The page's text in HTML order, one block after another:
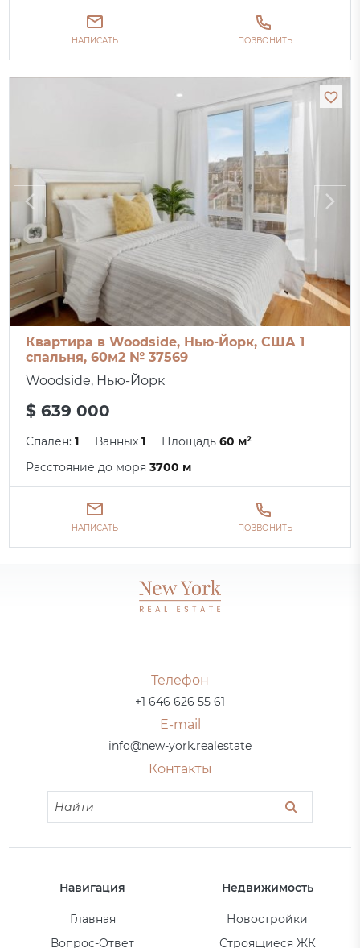
НАПИСАТЬ ПОЗВОНИТЬ
Квартира в Woodside, Нью-Йорк, США 1
спальня, 60м2 № 37569
Woodside, Нью-Йорк
$ 639 000
Спален:1 Ванных1 Площадь60 м²
Расстояние до моря3700 м
НАПИСАТЬ ПОЗВОНИТЬ
Телефон
+1 646 626 55 61
E-mail
info@new-york.realestate
Контакты
Навигация
Главная
Вопрос-Ответ
Недвижимость
Новостройки
Строящиеся ЖК